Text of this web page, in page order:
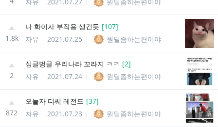
1.8k
나 화이자 부작용 생긴듯 [107]
자유
2021.07.25 원딜좀하는편이야
2
싱글벙글 우리나라 꼬라지 ㅋㅋ [2]
자유
2021.07.24 원딜좀하는편이야
872
오늘자 디씨 레전드 [37]
자유
2021.07.23 원딜좀하는편이야